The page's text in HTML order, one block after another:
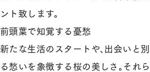
ント致します。
前頭葉で知覚する憂愁
新たな生活のスタートや、出会いと
る愁いを象徴する桜の美しさ。それ